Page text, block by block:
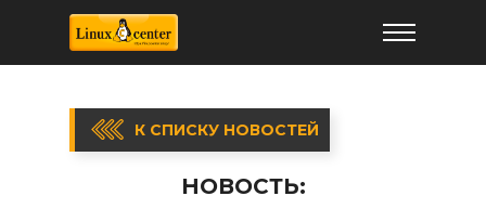
К СПИСКУ НОВОСТЕЙ
НОВОСТЬ: